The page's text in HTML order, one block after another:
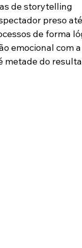
de storytelling
preso
de forma
emocional com
metade do